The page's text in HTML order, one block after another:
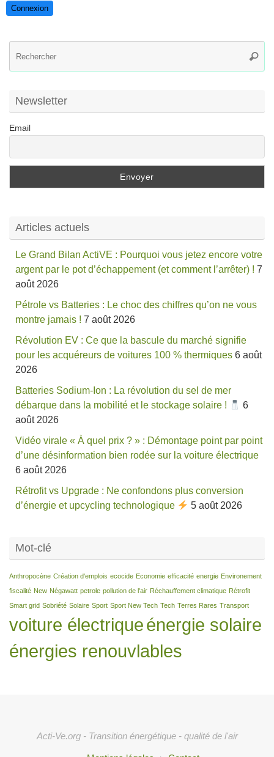
Connexion
Newsletter
Email
Articles actuels
Le Grand Bilan ActiVE : Pourquoi vous jetez encore votre
argent par le pot d’échappement (et comment l’arrêter) ! 7
août 2026
Pétrole vs Batteries : Le choc des chiffres qu’on ne vous
montre jamais ! 7 août 2026
Révolution EV : Ce que la bascule du marché signifie
pour les acquéreurs de voitures 100 % thermiques 6 août
2026
Batteries Sodium-Ion : La révolution du sel de mer
débarque dans la mobilité et le stockage solaire !
6
août 2026
Vidéo virale « À quel prix ? » : Démontage point par point
d’une désinformation bien rodée sur la voiture électrique
6 août 2026
Rétrofit vs Upgrade : Ne confondons plus conversion
d’énergie et upcycling technologique
5 août 2026
Mot-clé
Anthropocène Création d'emplois ecocide Economie efficacité energie Environement
fiscalité New Négawatt petrole pollution de l'air Réchauffement climatique Rétrofit
Smart grid Sobriété Solaire Sport Sport New Tech Tech Terres Rares Transport
voiture électriqueénergie solaire
énergies renouvlables
Acti-Ve.org - Transition énergétique - qualité de l'air